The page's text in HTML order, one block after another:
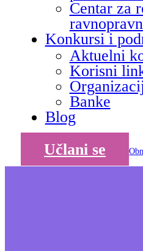
Centar za
Konkursi i
Aktuelni
Korisni
Banke
Blog
Učlani se